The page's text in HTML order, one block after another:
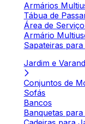
Armários
Tábua de
Área de
Armário
Sapateiras
Jardim e
Conjuntos de
Sofás
Bancos
Banquetas